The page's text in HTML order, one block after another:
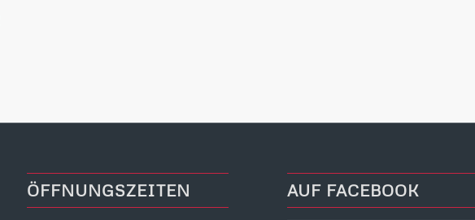
ÖFFNUNGSZEITEN AUF FACEBOOK